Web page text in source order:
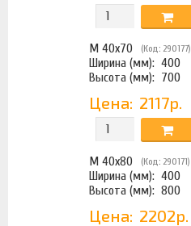
М 40х70 (Код: 290177)
Ширина (мм): 400
Высота (мм): 700
Цена: 2117р.
М 40х80 (Код: 290171)
Ширина (мм): 400
Высота (мм): 800
Цена: 2202р.